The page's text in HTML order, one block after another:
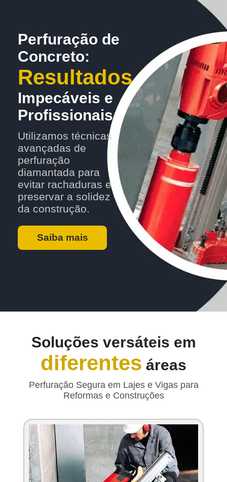
Perfuração de
Concreto:
Resultados
Impecáveis e
Profissionais
Utilizamos técnicas
avançadas de
perfuração
diamantada para
evitar rachaduras e
preservar a solidez
da construção.
Saiba mais
Soluções versáteis em
diferentes áreas
Perfuração Segura em Lajes e Vigas para
Reformas e Construções